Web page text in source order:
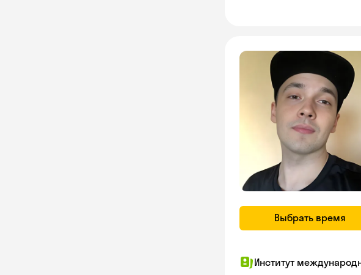
Выбрать время
Институт